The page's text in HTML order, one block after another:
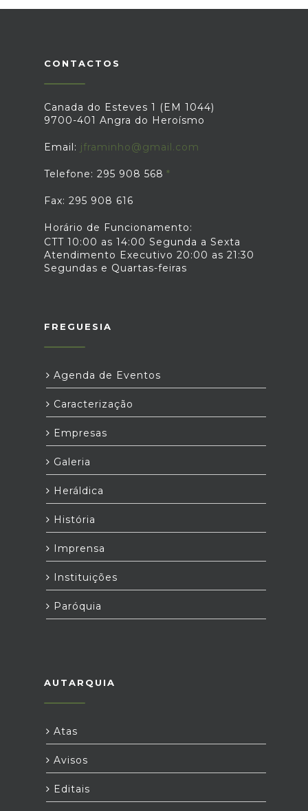
CONTACTOS
Canada do Esteves 1 (EM 1044)
9700-401 Angra do Heroísmo
Email: jframinho@gmail.com
Telefone: 295 908 568
Fax: 295 908 616
Horário de Funcionamento:
CTT 10:00 as 14:00 Segunda a Sexta
Atendimento Executivo 20:00 as 21:30
Segundas e Quartas-feiras
FREGUESIA
Agenda de Eventos
Caracterização
Empresas
Galeria
Heráldica
História
Imprensa
Instituições
Paróquia
AUTARQUIA
Atas
Avisos
Editais